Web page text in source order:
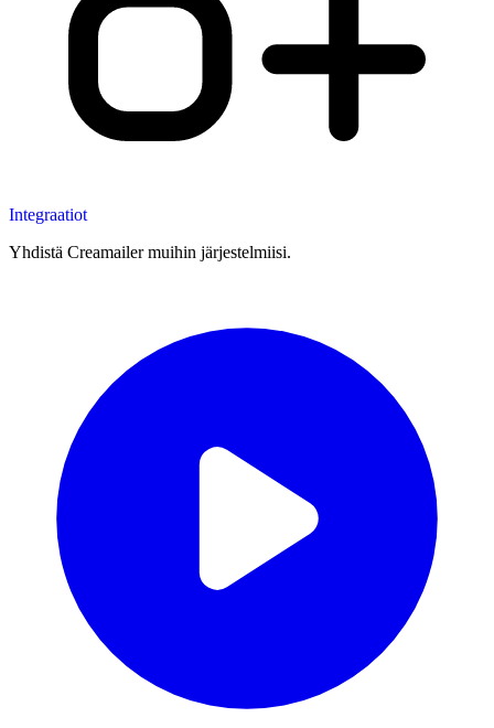
Integraatiot
Yhdistä Creamailer muihin järjestelmiisi.